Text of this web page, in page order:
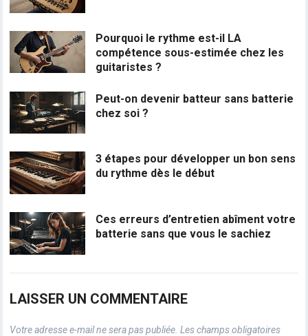
Pourquoi le rythme est-il LA
compétence sous-estimée chez les
guitaristes ?
Peut-on devenir batteur sans batterie
chez soi ?
3 étapes pour développer un bon sens
du rythme dès le début
Ces erreurs d’entretien abîment votre
batterie sans que vous le sachiez
LAISSER UN COMMENTAIRE
Votre adresse e-mail ne sera pas publiée. Les champs obligatoires